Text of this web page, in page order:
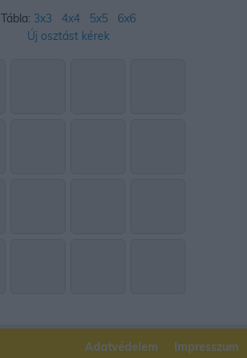
Tábla: 3x3 4x4 5x5
6x6
Új osztást kérek
Adatvédelem Impresszum